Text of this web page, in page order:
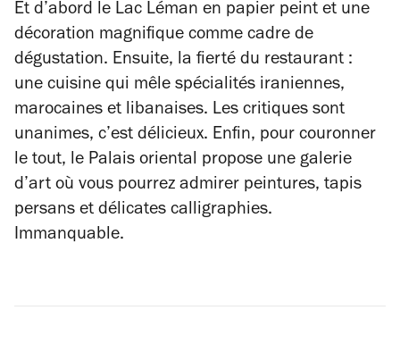
Et d’abord le Lac Léman en papier peint et une
décoration magnifique comme cadre de
dégustation. Ensuite, la fierté du restaurant :
une cuisine qui mêle spécialités iraniennes,
marocaines et libanaises. Les critiques sont
unanimes, c’est délicieux. Enfin, pour couronner
le tout, le Palais oriental propose une galerie
d’art où vous pourrez admirer peintures, tapis
persans et délicates calligraphies.
Immanquable.